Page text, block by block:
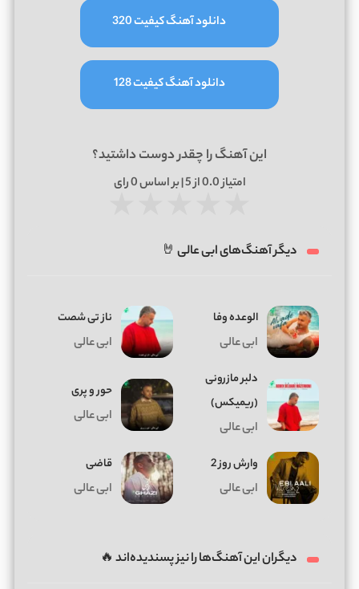
دانلود آهنگ کیفیت 320
دانلود آهنگ کیفیت 128
این آهنگ را چقدر دوست داشتید؟
امتیاز0.0از 5 | بر اساس 0رای
دیگر آهنگ‌های ابی عالی 🤘
الوعده وفا
ابی عالی
ناز تی شصت
ابی عالی
دلبر مازرونی
(ریمیکس)
ابی عالی
حور و پری
ابی عالی
وارش روز 2
ابی عالی
قاضی
ابی عالی
دیگران این آهنگ‌ها را نیز پسندیده‌اند 🔥